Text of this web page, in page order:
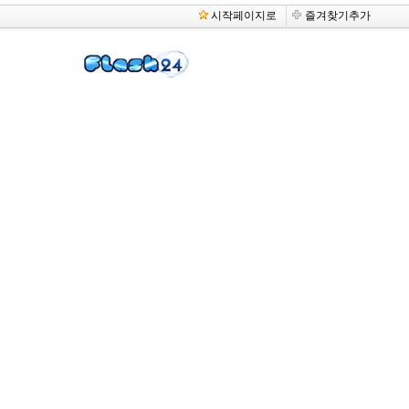
시작페이지로 즐겨찾기추가